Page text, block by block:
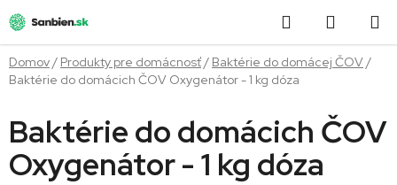
na
obsah
Hľadať
KOŠÍK
Domov/ Produkty pre domácnosť/ Baktérie do domácej ČOV/
Baktérie do domácich ČOV Oxygenátor - 1 kg dóza
Baktérie do domácich ČOV
Oxygenátor - 1 kg dóza